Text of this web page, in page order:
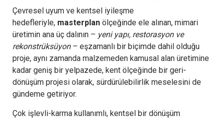
Çevresel uyum ve kentsel iyileşme
hedefleriyle, masterplan ölçeğinde ele alınan, mimari
üretimin ana üç dalının – yeni yapı, restorasyon ve
rekonstrüksüyon – eşzamanlı bir biçimde dahil olduğu
proje, aynı zamanda malzemeden kamusal alan üretimine
kadar geniş bir yelpazede, kent ölçeğinde bir geri-
dönüşüm projesi olarak, sürdürülebilirlik meselesini de
gündeme getiriyor.
Çok işlevli-karma kullanımlı, kentsel bir dönüşüm